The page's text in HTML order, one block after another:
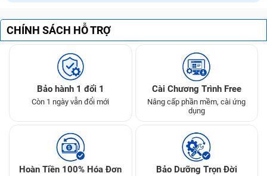
CHÍNH SÁCH HỖ TRỢ
Bảo hành 1 đổi 1
Còn 1 ngày vẫn đổi mới
Cài Chương Trình Free
Nâng cấp phần mềm, cài ứng
dụng
Hoàn Tiền 100% Hóa Đơn Bảo Dưỡng Trọn Đời